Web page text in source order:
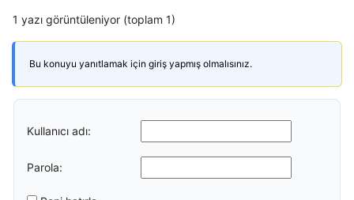
1 yazı görüntüleniyor (toplam 1)
Bu konuyu yanıtlamak için giriş yapmış olmalısınız.
Kullanıcı adı:
Parola: